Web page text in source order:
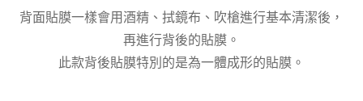
背面貼膜一樣會用酒精、拭鏡布、吹槍進行基本清潔後，
再進行背後的貼膜。
此款背後貼膜特別的是為一體成形的貼膜。